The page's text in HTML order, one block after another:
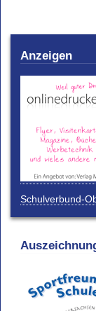
Anzeigen
Schulverbund-